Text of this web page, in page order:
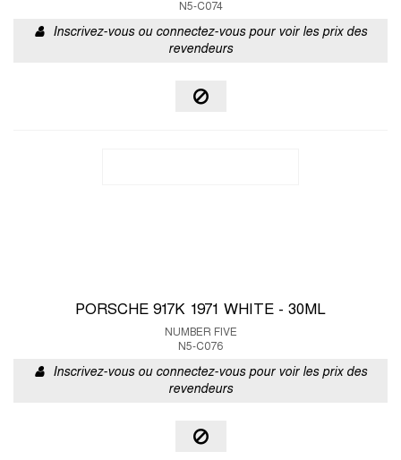
N5-C074
Inscrivez-vous ou connectez-vous pour voir les prix des
revendeurs
PORSCHE 917K 1971 WHITE - 30ML
NUMBER FIVE
N5-C076
Inscrivez-vous ou connectez-vous pour voir les prix des
revendeurs